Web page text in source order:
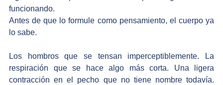
funcionando.
Antes de que lo formule como pensamiento, el cuerpo ya
lo sabe.
Los hombros que se tensan imperceptiblemente. La
respiración que se hace algo más corta. Una ligera
contracción en el pecho que no tiene nombre todavía.